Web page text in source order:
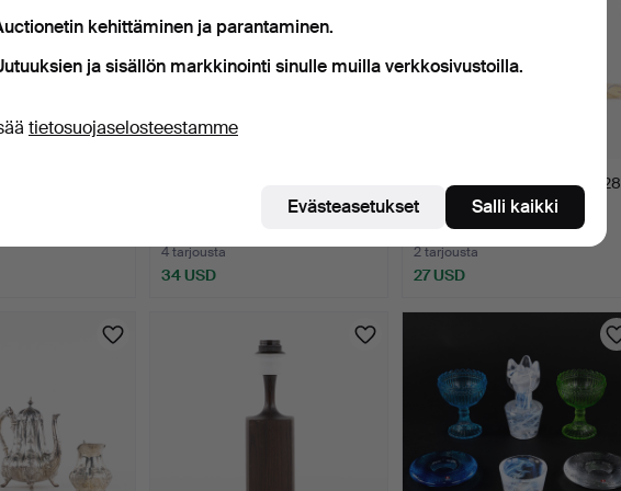
Ateljé…
Franklin Mint, The…
4 tarjousta
34 USD
KOLIKKOKOKOELMA, Ecu, 28
kpl.
9 t 49 min
2 tarjousta
27 USD
kehittäminen ja parantaminen.
ja sisällön markkinointi sinulle muilla verkkosivustoilla.
tietosuojaselosteestamme
Evästeasetukset Salli kaikki